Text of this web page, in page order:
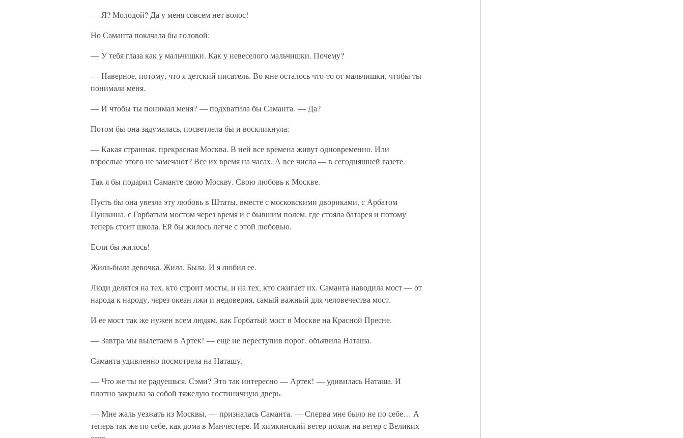
— Я? Молодой? Да у меня совсем нет волос!
Но Саманта покачала бы головой:
— У тебя глаза как у мальчишки. Как у невеселого мальчишки. Почему?
— Наверное, потому, что я детский писатель. Во мне осталось что-то от мальчишки, чтобы ты
понимала меня.
— И чтобы ты понимал меня? — подхватила бы Саманта. — Да?
Потом бы она задумалась, посветлела бы и воскликнула:
— Какая странная, прекрасная Москва. В ней все времена живут одновременно. Или
взрослые этого не замечают? Все их время на часах. А все числа — в сегодняшней газете.
Так я бы подарил Саманте свою Москву. Свою любовь к Москве.
Пусть бы она увезла эту любовь в Штаты, вместе с московскими двориками, с Арбатом
Пушкина, с Горбатым мостом через время и с бывшим полем, где стояла батарея и потому
теперь стоит школа. Ей бы жилось легче с этой любовью.
Если бы жилось!
Жила-была девочка. Жила. Была. И я любил ее.
Люди делятся на тех, кто строит мосты, и на тех, кто сжигает их. Саманта наводила мост — от
народа к народу, через океан лжи и недоверия, самый важный для человечества мост.
И ее мост так же нужен всем людям, как Горбатый мост в Москве на Красной Пресне.
— Завтра мы вылетаем в Артек! — еще не переступив порог, объявила Наташа.
Саманта удивленно посмотрела на Наташу.
— Что же ты не радуешься, Сэми? Это так интересно — Артек! — удивилась Наташа. И
плотно закрыла за собой тяжелую гостиничную дверь.
— Мне жаль уезжать из Москвы, — призналась Саманта. — Сперва мне было не по себе… А
теперь так же по себе, как дома в Манчестере. И химкинский ветер похож на ветер с Великих